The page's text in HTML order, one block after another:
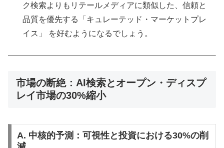
ク検索よりもリテールメディアに類似した、信頼と
品質を優先する「キュレーテッド・マーケットプレ
イス」 を好むようになるでしょう。
市場の断絶：AI検索とオープン・ディスプ
レイ市場の30%縮小
A. 中核的予測：可視性と投資における30%の削